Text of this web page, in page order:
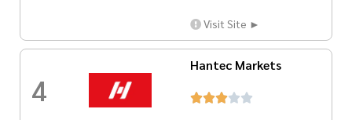
Visit Site ►
4
Hantec Markets
